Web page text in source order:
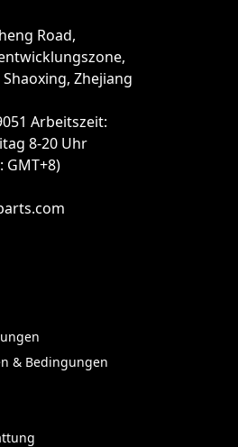
Road,
Zhejiang
Arbeitszeit:
8-20 Uhr
GMT+8)
& Bedingungen